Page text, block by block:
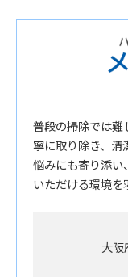
普段の掃除では
寧に取り除き、清
悩みにも寄り添
いただける環境を
大阪